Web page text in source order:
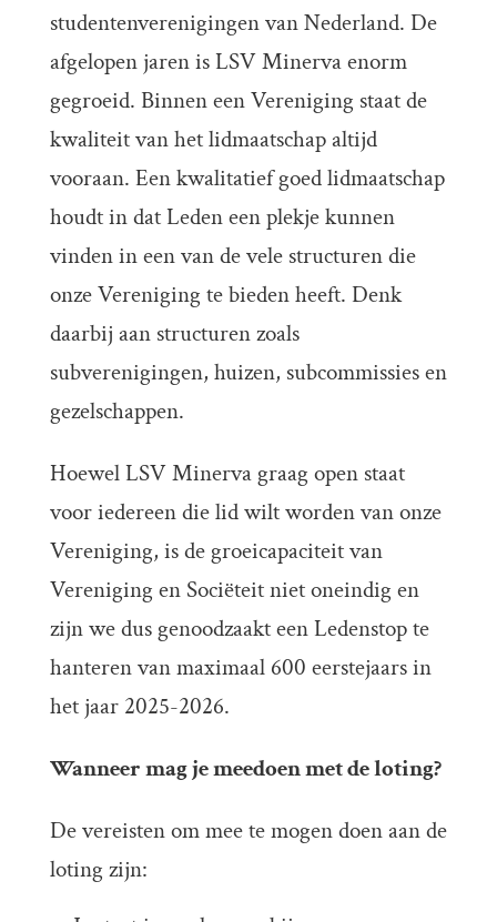
studentenverenigingen van Nederland. De
afgelopen jaren is LSV Minerva enorm
gegroeid. Binnen een Vereniging staat de
kwaliteit van het lidmaatschap altijd
vooraan. Een kwalitatief goed lidmaatschap
houdt in dat Leden een plekje kunnen
vinden in een van de vele structuren die
onze Vereniging te bieden heeft. Denk
daarbij aan structuren zoals
subverenigingen, huizen, subcommissies en
gezelschappen.
Hoewel LSV Minerva graag open staat
voor iedereen die lid wilt worden van onze
Vereniging, is de groeicapaciteit van
Vereniging en Sociëteit niet oneindig en
zijn we dus genoodzaakt een Ledenstop te
hanteren van maximaal 600 eerstejaars in
het jaar 2025-2026.
Wanneer mag je meedoen met de loting?
De vereisten om mee te mogen doen aan de
loting zijn: